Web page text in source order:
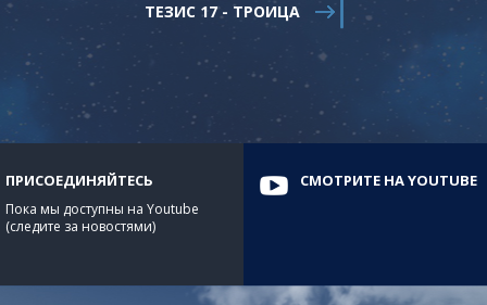
ТЕЗИС 17 - ТРОИЦА
ПРИСОЕДИНЯЙТЕСЬ
Пока мы доступны на Youtube
(следите за новостями)
СМОТРИТЕ НА YOUTUBE